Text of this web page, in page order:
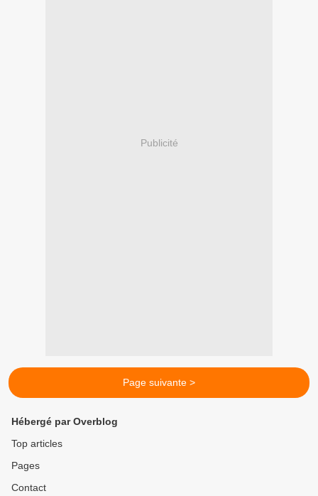
Publicité
Page suivante >
Hébergé par Overblog
Top articles
Pages
Contact